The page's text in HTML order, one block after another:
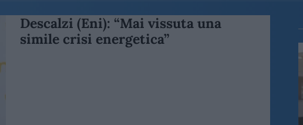
Descalzi (Eni): “Mai vissuta una
simile crisi energetica”